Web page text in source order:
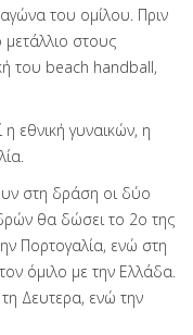
του ομίλου. Πριν
στους
του beach handball,
εθνική γυναικών, η
στη δράση οι δύο
θα δώσει το 2ο της
Πορτογαλία, ενώ στη
όμιλο με την Ελλάδα.
Δευτερα, ενώ την